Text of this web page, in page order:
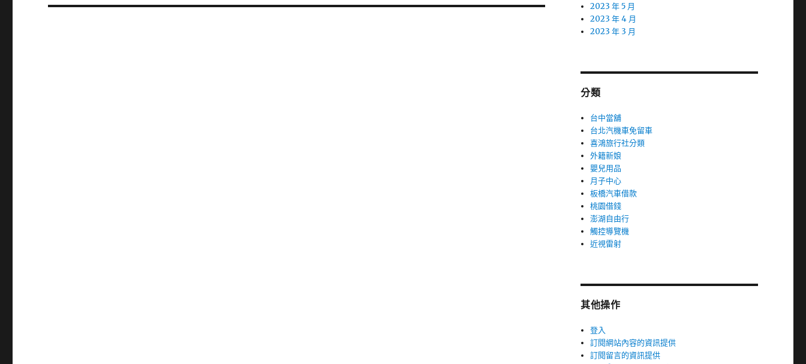
篇
2023 年 5 月
2023 年 4 月
2023 年 3 月
分類
台中當舖
台北汽機車免留車
喜鴻旅行社分類
外籍新娘
嬰兒用品
月子中心
板橋汽車借款
桃園借錢
澎湖自由行
觸控導覽機
近視雷射
其他操作
登入
訂閱網站內容的資訊提供
訂閱留言的資訊提供